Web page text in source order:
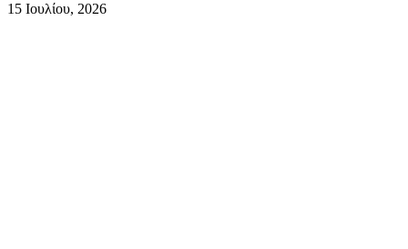
15 Ιουλίου, 2026